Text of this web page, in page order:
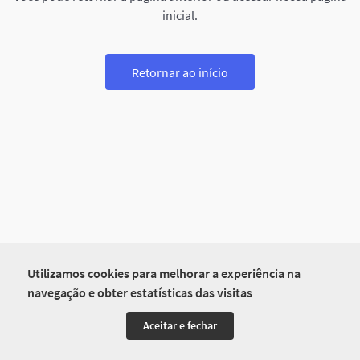
Utilizamos cookies para melhorar a experiência na
navegação e obter estatísticas das visitas
Aceitar e fechar
inicial.
Retornar ao início